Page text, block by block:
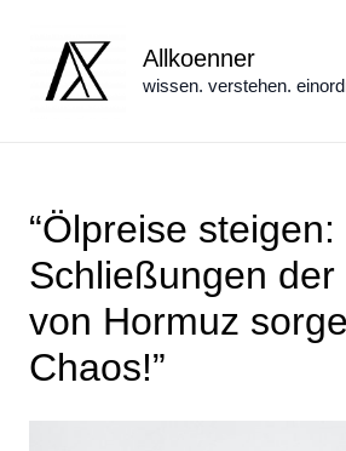
springen
Allkoenner
wissen. verstehen.
“Ölpreise steigen:
Schließungen
von Hormuz
Chaos!”